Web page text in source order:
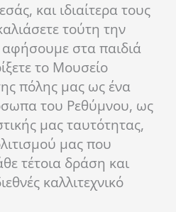
και ιδιαίτερα τους
τούτη την
στα παιδιά
το Μουσείο
πόλης μας ως ένα
του Ρεθύμνου, ως
μας ταυτότητας,
μας που
τέτοια δράση και
καλλιτεχνικό